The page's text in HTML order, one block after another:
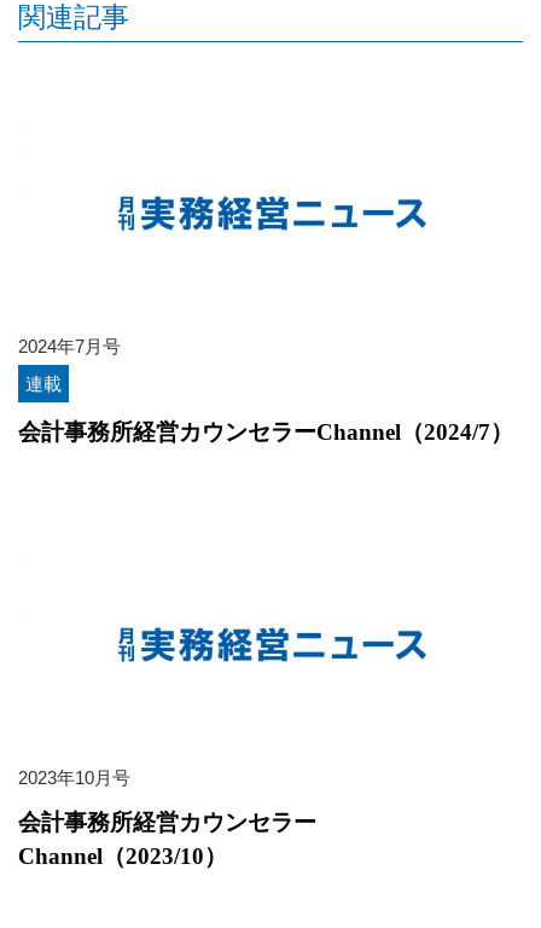
関連記事
2024年7月号
連載
会計事務所経営カウンセラーChannel（2024/7）
2023年10月号
会計事務所経営カウンセラー
Channel（2023/10）